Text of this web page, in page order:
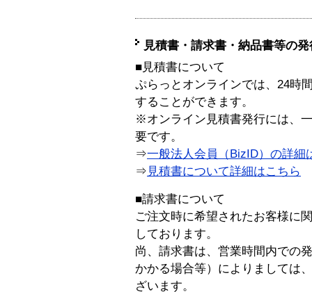
見積書・請求書・納品書等の
■見積書について
ぷらっとオンラインでは、24時
することができます。
※オンライン見積書発行には、
要です。
⇒一般法人会員（BizID）の詳細
⇒ 見積書について詳細はこちら
■請求書について
ご注文時に希望されたお客様に
しております。
尚、請求書は、営業時間内での
かかる場合等）によりましては
ざいます。